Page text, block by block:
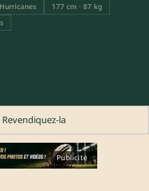
177 cm · 87 kg
la
Publicité